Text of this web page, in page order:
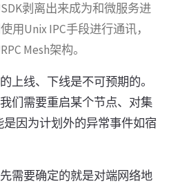
剥离出来成为和微服务进
用Unix IPC手段进行通讯，
Mesh架构。
上线、下线是不可预期的。
们需要重启某个节点、对集
因为计划外的异常事件如宿
需要确定的就是对端网络地